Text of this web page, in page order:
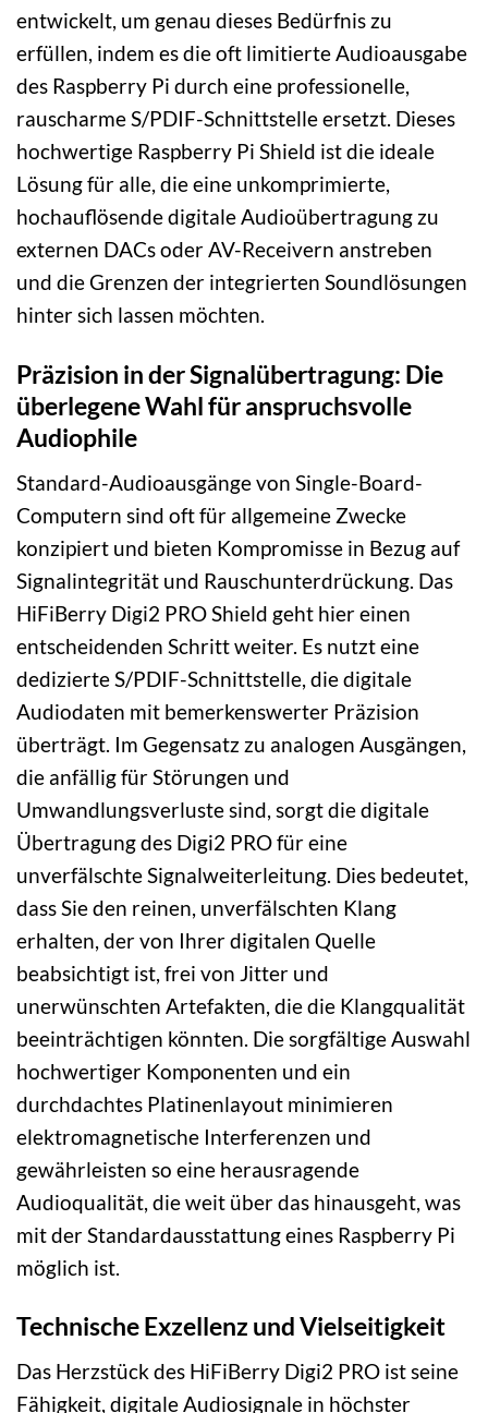
entwickelt, um genau dieses Bedürfnis zu
erfüllen, indem es die oft limitierte Audioausgabe
des Raspberry Pi durch eine professionelle,
rauscharme S/PDIF-Schnittstelle ersetzt. Dieses
hochwertige Raspberry Pi Shield ist die ideale
Lösung für alle, die eine unkomprimierte,
hochauflösende digitale Audioübertragung zu
externen DACs oder AV-Receivern anstreben
und die Grenzen der integrierten Soundlösungen
hinter sich lassen möchten.
Präzision in der Signalübertragung: Die
überlegene Wahl für anspruchsvolle
Audiophile
Standard-Audioausgänge von Single-Board-
Computern sind oft für allgemeine Zwecke
konzipiert und bieten Kompromisse in Bezug auf
Signalintegrität und Rauschunterdrückung. Das
HiFiBerry Digi2 PRO Shield geht hier einen
entscheidenden Schritt weiter. Es nutzt eine
dedizierte S/PDIF-Schnittstelle, die digitale
Audiodaten mit bemerkenswerter Präzision
überträgt. Im Gegensatz zu analogen Ausgängen,
die anfällig für Störungen und
Umwandlungsverluste sind, sorgt die digitale
Übertragung des Digi2 PRO für eine
unverfälschte Signalweiterleitung. Dies bedeutet,
dass Sie den reinen, unverfälschten Klang
erhalten, der von Ihrer digitalen Quelle
beabsichtigt ist, frei von Jitter und
unerwünschten Artefakten, die die Klangqualität
beeinträchtigen könnten. Die sorgfältige Auswahl
hochwertiger Komponenten und ein
durchdachtes Platinenlayout minimieren
elektromagnetische Interferenzen und
gewährleisten so eine herausragende
Audioqualität, die weit über das hinausgeht, was
mit der Standardausstattung eines Raspberry Pi
möglich ist.
Technische Exzellenz und Vielseitigkeit
Das Herzstück des HiFiBerry Digi2 PRO ist seine
Fähigkeit, digitale Audiosignale in höchster